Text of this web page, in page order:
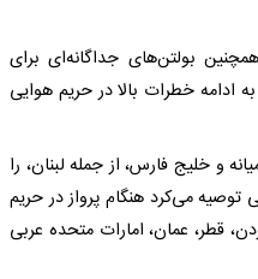
بولتن‌های جداگانه‌ای برای
ادامه خطرات بالا در حریم هوایی
و خلیج فارس، از جمله لبنان، را
می‌کرد هنگام پرواز در حریم
قطر، عمان، امارات متحده عربی